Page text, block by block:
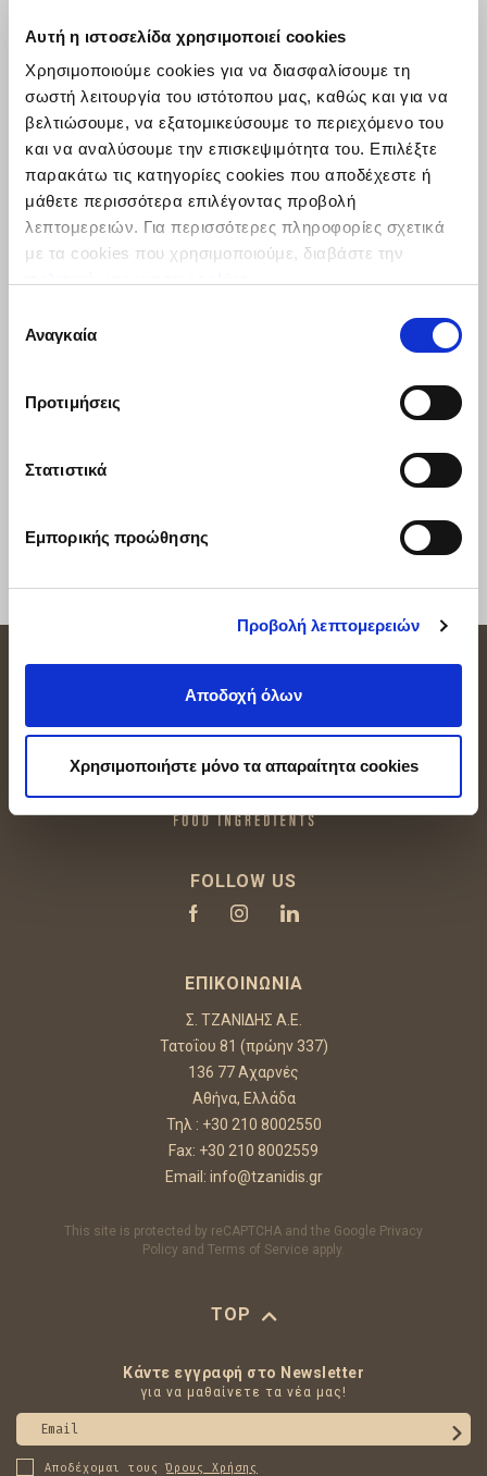
Αυτή η ιστοσελίδα χρησιμοποιεί cookies
Χρησιμοποιούμε cookies για να διασφαλίσουμε τη
σωστή λειτουργία του ιστότοπου μας, καθώς και για να
βελτιώσουμε, να εξατομικεύσουμε το περιεχόμενο του
και να αναλύσουμε την επισκεψιμότητα του. Επιλέξτε
παρακάτω τις κατηγορίες cookies που αποδέχεστε ή
μάθετε περισσότερα επιλέγοντας προβολή
λεπτομερειών. Για περισσότερες πληροφορίες σχετικά
με τα cookies που χρησιμοποιούμε, διαβάστε την
συγκατάθεσης
Αναγκαία
Προτιμήσεις
Στατιστικά
Εμπορικής προώθησης
Προβολή λεπτομερειών
Αποδοχή όλων
Χρησιμοποιήστε μόνο τα απαραίτητα cookies
25.00
Προσθήκη στο καλάθι
Φυστικόψιχα Αράπικη
Ωμή Λευκή (Πινατς)
Προέλευση :Βραζιλία
Συσκευσία :Σακί 25 kg
Προσθήκη στο καλάθι
FOLLOW US
ΕΠΙΚΟΙΝΩΝΊΑ
Σ. ΤΖΑΝΙΔΗΣ Α.Ε.
Τατοΐου 81 (πρώην 337)
136 77 Αχαρνές
Αθήνα, Ελλάδα
Τηλ : +30 210 8002550
Fax: +30 210 8002559
Email: info@tzanidis.gr
This site is protected by reCAPTCHA and the Google Privacy
Policy and Terms of Service apply.
TOP
Κάντε εγγραφή στο Newsletter
για να μαθαίνετε τα νέα μας!
Αποδέχομαι τουςΌρους Χρήσης